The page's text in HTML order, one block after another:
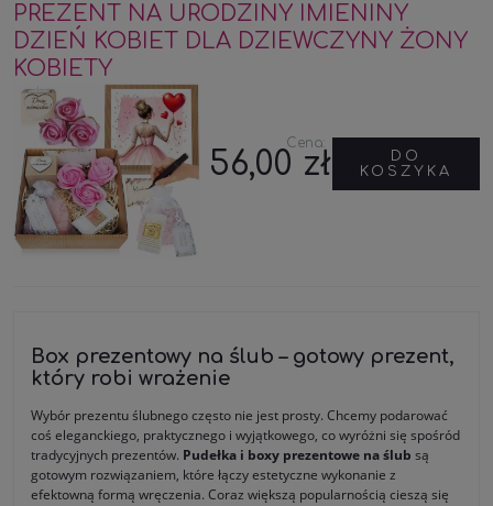
PREZENT NA URODZINY IMIENINY
DZIEŃ KOBIET DLA DZIEWCZYNY ŻONY
KOBIETY
Cena:
56,00 zł
DO
KOSZYKA
Box prezentowy na ślub – gotowy prezent,
który robi wrażenie
Wybór prezentu ślubnego często nie jest prosty. Chcemy podarować
coś eleganckiego, praktycznego i wyjątkowego, co wyróżni się spośród
tradycyjnych prezentów. Pudełka i boxy prezentowe na ślub są
gotowym rozwiązaniem, które łączy estetyczne wykonanie z
efektowną formą wręczenia. Coraz większą popularnością cieszą się